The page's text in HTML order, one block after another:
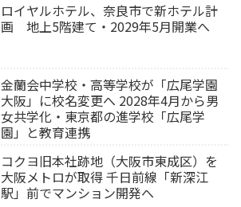
ロイヤルホテル、奈良市で新ホテル計
画 地上5階建て・2029年5月開業へ
金蘭会中学校・高等学校が「広尾学園
大阪」に校名変更へ 2028年4月から男
女共学化・東京都の進学校「広尾学
園」と教育連携
コクヨ旧本社跡地（大阪市東成区）を
大阪メトロが取得 千日前線「新深江
駅」前でマンション開発へ